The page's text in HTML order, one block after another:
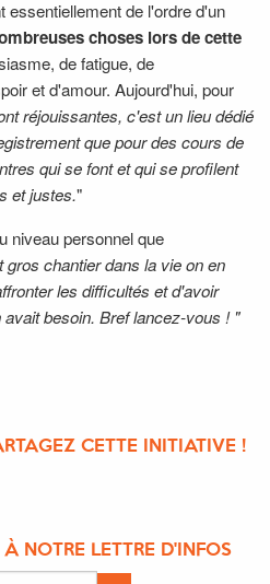
essentiellement de l'ordre d'un
choses lors de cette
de fatigue, de
et d'amour. Aujourd'hui, pour
réjouissantes, c'est un lieu dédié
que pour des cours de
qui se font et qui se profilent
et justes."
niveau personnel que
gros chantier dans la vie on en
les difficultés et d'avoir
besoin. Bref lancez-vous ! "
CETTE INITIATIVE !
NOTRE LETTRE D'INFOS